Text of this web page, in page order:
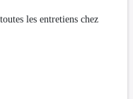
les entretiens chez